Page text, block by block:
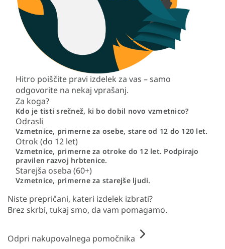
Hitro poiščite pravi izdelek za vas – samo
odgovorite na nekaj vprašanj.
Za koga?
Kdo je tisti srečnež, ki bo dobil novo vzmetnico?
Odrasli
Vzmetnice, primerne za osebe, stare od 12 do 120 let.
Otrok (do 12 let)
Vzmetnice, primerne za otroke do 12 let. Podpirajo
pravilen razvoj hrbtenice.
Starejša oseba (60+)
Vzmetnice, primerne za starejše ljudi.
Niste prepričani, kateri izdelek izbrati?
Brez skrbi, tukaj smo, da vam pomagamo.
Odpri nakupovalnega pomočnika